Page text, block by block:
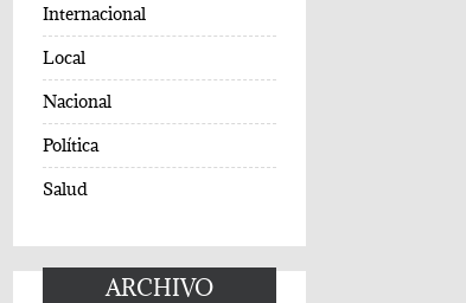
Internacional
Local
Nacional
Política
Salud
ARCHIVO